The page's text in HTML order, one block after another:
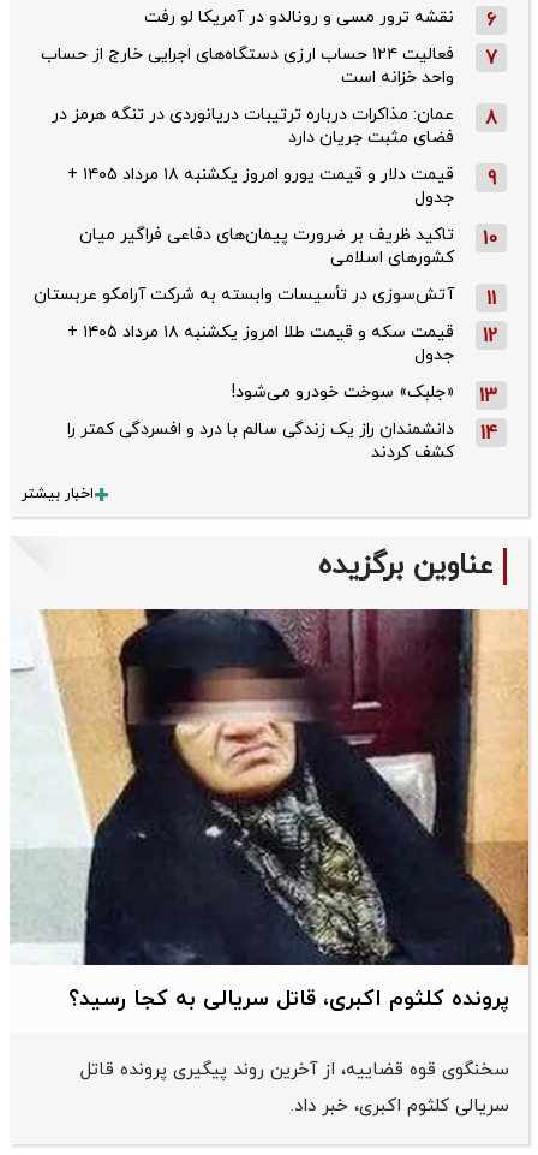
6 نقشه ترور مسی و رونالدو در آمریکا لو رفت
7
فعالیت ۱۲۴ حساب ارزی دستگاه‌های اجرایی خارج از حساب
واحد خزانه است
8
عمان: مذاکرات درباره ترتیبات دریانوردی در تنگه هرمز در
فضای مثبت جریان دارد
9
قیمت دلار و قیمت یورو امروز یکشنبه ۱۸ مرداد ۱۴۰۵ +
جدول
10
تاکید ظریف بر ضرورت پیمان‌های دفاعی فراگیر میان
کشورهای اسلامی
11 آتش‌سوزی در تأسیسات وابسته به شرکت آرامکو عربستان
12
قیمت سکه و قیمت طلا امروز یکشنبه ۱۸ مرداد ۱۴۰۵ +
جدول
13 «جلبک» سوخت خودرو می‌شود!
14
دانشمندان راز یک زندگی سالم با درد و افسردگی کمتر را
کشف کردند
اخبار بیشتر
عناوین برگزیده
پرونده کلثوم اکبری، قاتل سریالی به کجا رسید؟
سخنگوی قوه قضاییه، از آخرین روند پیگیری پرونده قاتل
سریالی کلثوم اکبری، خبر داد.